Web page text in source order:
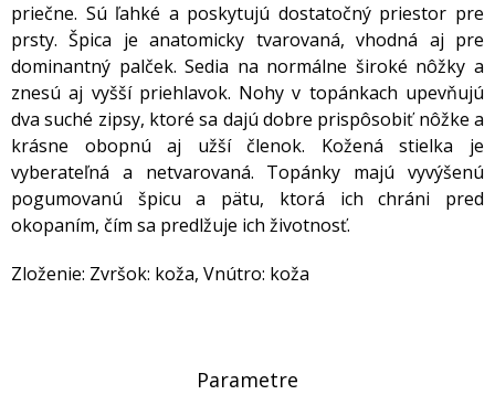
priečne. Sú ľahké a poskytujú dostatočný priestor pre
prsty. Špica je anatomicky tvarovaná, vhodná aj pre
dominantný palček. Sedia na normálne široké nôžky a
znesú aj vyšší priehlavok. Nohy v topánkach upevňujú
dva suché zipsy, ktoré sa dajú dobre prispôsobiť nôžke a
krásne obopnú aj užší členok. Kožená stielka je
vyberateľná a netvarovaná. Topánky majú vyvýšenú
pogumovanú špicu a pätu, ktorá ich chráni pred
okopaním, čím sa predlžuje ich životnosť.
Zloženie: Zvršok: koža, Vnútro: koža
Parametre